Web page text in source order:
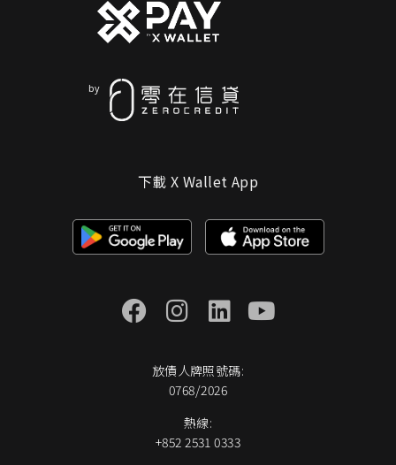
下載 X Wallet App
放債人牌照號碼:
0768/2026
熱線:
+852 2531 0333